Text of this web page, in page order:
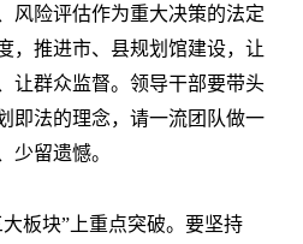
风险评估作为重大决策的法定
，推进市、县规划馆建设，让
让群众监督。领导干部要带头
即法的理念，请一流团队做一
少留遗憾。
板块”上重点突破。要坚持